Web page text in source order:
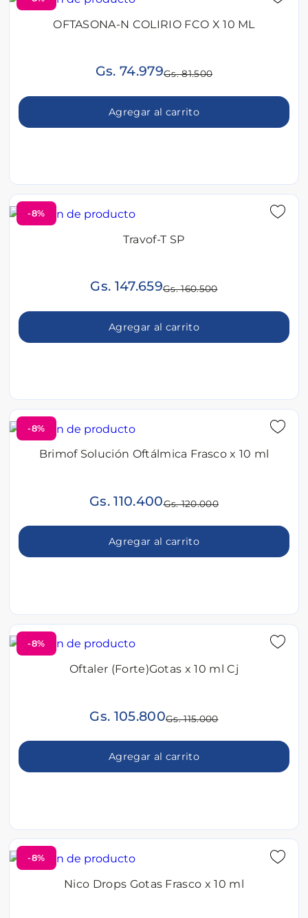
OFTASONA-N COLIRIO FCO X 10 ML
Gs. 74.979Gs. 81.500
Agregar al carrito
-8%
Travof-T SP
Gs. 147.659Gs. 160.500
Agregar al carrito
-8%
Brimof Solución Oftálmica Frasco x 10 ml
Gs. 110.400Gs. 120.000
Agregar al carrito
-8%
Oftaler (Forte)Gotas x 10 ml Cj
Gs. 105.800Gs. 115.000
Agregar al carrito
-8%
Nico Drops Gotas Frasco x 10 ml